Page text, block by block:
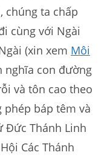
chúng ta chấp
cùng với Ngài
(xin xem Môi
nghĩa con đường
và tôn cao theo
báp têm và
Đức Thánh Linh
Các Thánh